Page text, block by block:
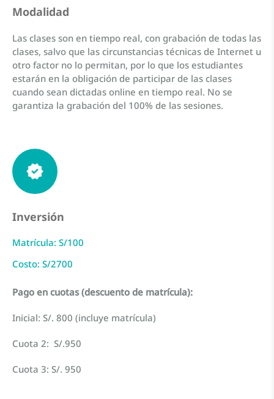
Modalidad
Las clases son en tiempo real, con grabación de todas las
clases, salvo que las circunstancias técnicas de Internet u
otro factor no lo permitan, por lo que los estudiantes
estarán en la obligación de participar de las clases
cuando sean dictadas online en tiempo real. No se
garantiza la grabación del 100% de las sesiones.
Inversión
Matrícula: S/100
Costo: S/2700
Pago en cuotas (descuento de matrícula):
Inicial: S/. 800 (incluye matrícula)
Cuota 2: S/.950
Cuota 3: S/. 950